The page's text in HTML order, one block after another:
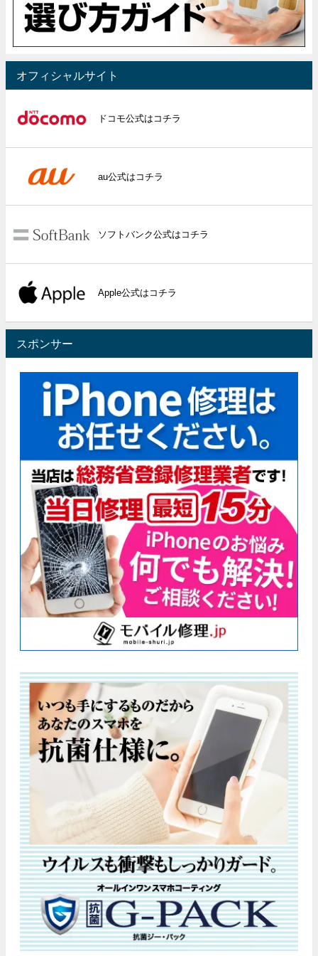
オフィシャルサイト
ドコモ公式はコチラ
au公式はコチラ
ソフトバンク公式はコチラ
Apple公式はコチラ
スポンサー